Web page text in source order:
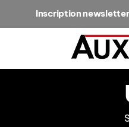
Inscription